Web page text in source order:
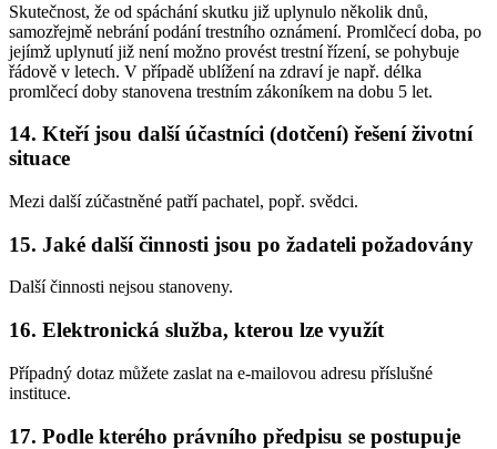
Skutečnost, že od spáchání skutku již uplynulo několik dnů,
samozřejmě nebrání podání trestního oznámení. Promlčecí doba, po
jejímž uplynutí již není možno provést trestní řízení, se pohybuje
řádově v letech. V případě ublížení na zdraví je např. délka
promlčecí doby stanovena trestním zákoníkem na dobu 5 let.
14. Kteří jsou další účastníci (dotčení) řešení životní
situace
Mezi další zúčastněné patří pachatel, popř. svědci.
15. Jaké další činnosti jsou po žadateli požadovány
Další činnosti nejsou stanoveny.
16. Elektronická služba, kterou lze využít
Případný dotaz můžete zaslat na e-mailovou adresu příslušné
instituce.
17. Podle kterého právního předpisu se postupuje